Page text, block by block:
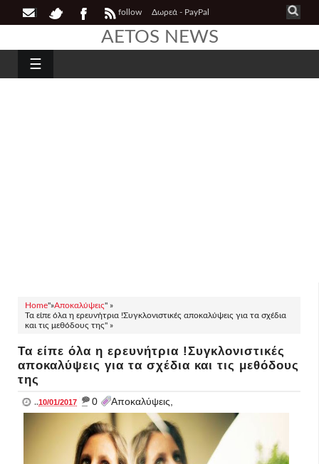
follow Δωρεά - PayPal
AETOS NEWS
☰
Home"»Αποκαλύψεις" »
Τα είπε όλα η ερευνήτρια !Συγκλονιστικές αποκαλύψεις για τα σχέδια
και τις μεθόδους της" »
Τα είπε όλα η ερευνήτρια !Συγκλονιστικές
αποκαλύψεις για τα σχέδια και τις μεθόδους
της
..10/01/2017 _ 0 Αποκαλύψεις,